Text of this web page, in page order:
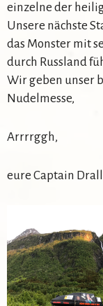
einzelne der
Unsere nächste
das Monster mit
durch Russland
Wir geben unser
Nudelmesse,
Arrrrggh,
eure Captain